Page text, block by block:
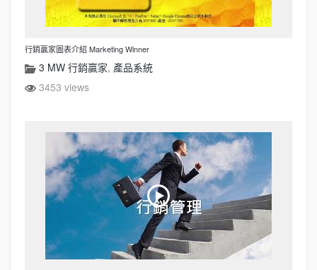
行銷贏家圖表介紹 Marketing Winner
3 MW 行銷贏家, 產品系統
3453 views